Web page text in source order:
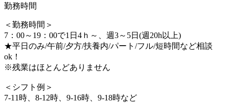
勤務時間
＜勤務時間＞
7：00～19：00で1日4ｈ～、週3～5日(週20h以上)
★平日のみ/午前/夕方/扶養内/パート/フル/短時間など相談
ok！
※残業はほとんどありません
＜シフト例＞
7-11時、8-12時、9-16時、9-18時など